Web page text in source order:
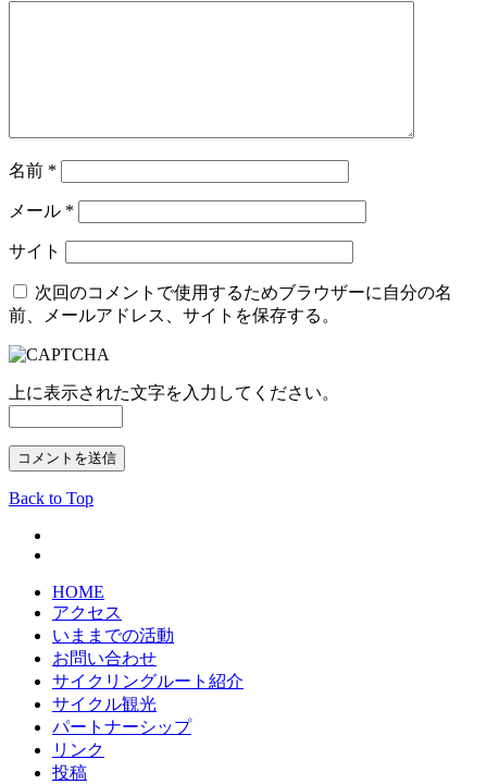
名前 *
メール *
サイト
次回のコメントで使用するためブラウザーに自分の名
前、メールアドレス、サイトを保存する。
上に表示された文字を入力してください。
Back to Top
HOME
アクセス
いままでの活動
お問い合わせ
サイクリングルート紹介
サイクル観光
パートナーシップ
リンク
投稿